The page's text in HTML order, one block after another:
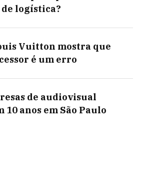
logística?
Vuitton mostra que
é um erro
de audiovisual
10 anos em São Paulo